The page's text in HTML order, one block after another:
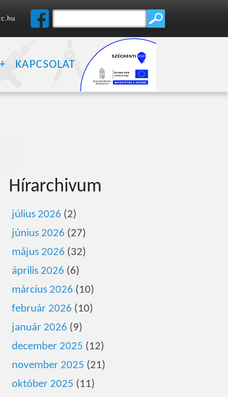
KAPCSOLAT
Hírarchivum
július 2026 (2)
június 2026 (27)
május 2026 (32)
április 2026 (6)
március 2026 (10)
február 2026 (10)
január 2026 (9)
december 2025 (12)
november 2025 (21)
október 2025 (11)